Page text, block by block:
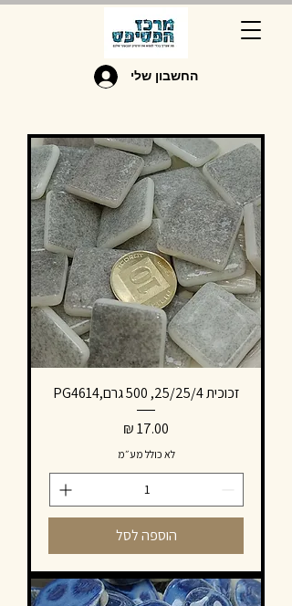
החשבון שלי
זכוכית 25/25/4, 500 גרם,PG4614
מחיר
לא כולל מע״מ
הוספה לסל